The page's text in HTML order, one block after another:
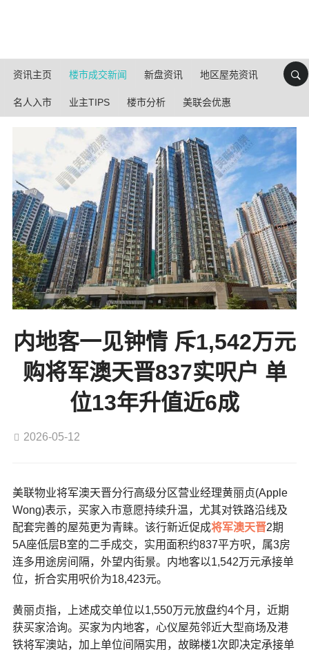
资讯主页 楼市成交新闻 新盘资讯 地区屋苑资讯
名人入市 业主TIPS 楼市分析 美联会优惠
内地客一见钟情 斥1,542万元
购将军澳天晋837实呎户 单
位13年升值近6成
2026-05-12
美联物业将军澳天晋分行高级分区营业经理黄丽贞(Apple
Wong)表示，买家入市意愿持续升温，尤其对铁路沿线及
配套完善的屋苑更为青睐。该行新近促成将军澳天晋2期
5A座低层B室的二手成交，实用面积约837平方呎，属3房
连多用途房间隔，外望内街景。内地客以1,542万元承接单
位，折合实用呎价为18,423元。
黄丽贞指，上述成交单位以1,550万元放盘约4个月，近期
获买家洽询。买家为内地客，心仪屋苑邻近大型商场及港
铁将军澳站，加上单位间隔实用，故睇楼1次即决定承接单